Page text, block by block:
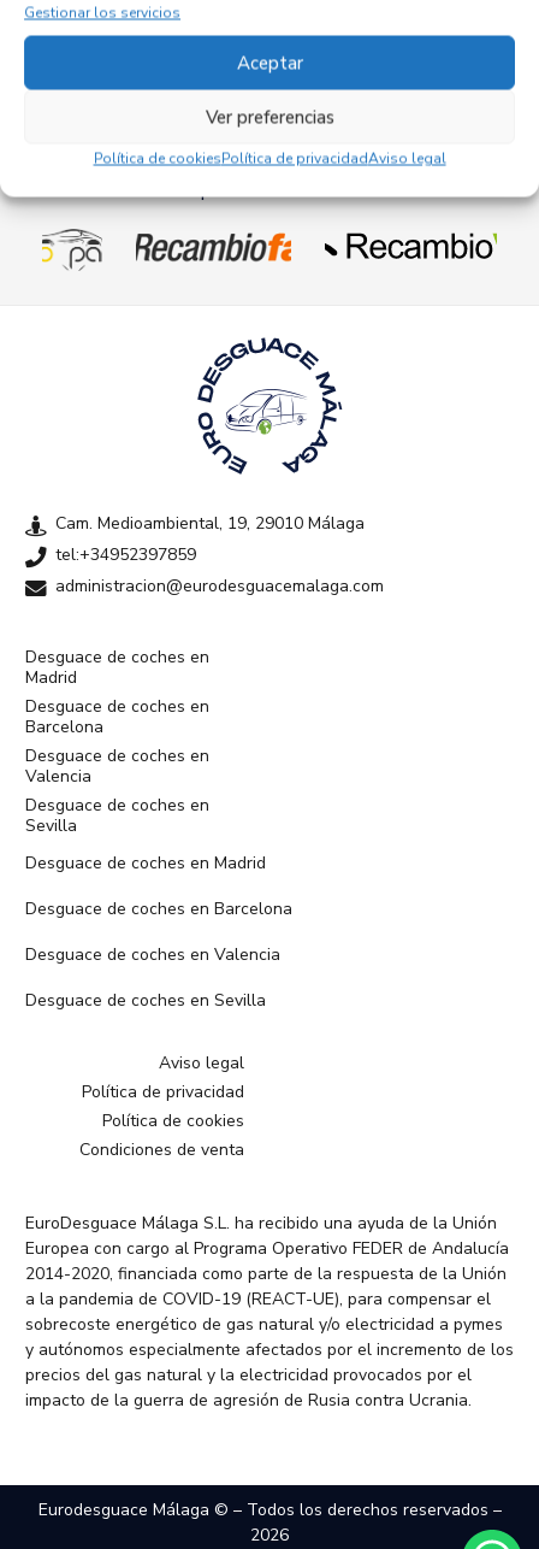
Gestionar los servicios
Aceptar
Ver preferencias
Política de cookiesPolítica de privacidadAviso legal
42,95€ (IVA no incluído)
Cam. Medioambiental, 19, 29010 Málaga
tel:+34952397859
administracion@eurodesguacemalaga.com
Desguace de coches en
Madrid
Desguace de coches en
Barcelona
Desguace de coches en
Valencia
Desguace de coches en
Sevilla
Desguace de coches en Madrid
Desguace de coches en Barcelona
Desguace de coches en Valencia
Desguace de coches en Sevilla
Aviso legal
Política de privacidad
Política de cookies
Condiciones de venta
EuroDesguace Málaga S.L. ha recibido una ayuda de la Unión
Europea con cargo al Programa Operativo FEDER de Andalucía
2014-2020, financiada como parte de la respuesta de la Unión
a la pandemia de COVID-19 (REACT-UE), para compensar el
sobrecoste energético de gas natural y/o electricidad a pymes
y autónomos especialmente afectados por el incremento de los
precios del gas natural y la electricidad provocados por el
impacto de la guerra de agresión de Rusia contra Ucrania.
Eurodesguace Málaga © – Todos los derechos reservados –
2026